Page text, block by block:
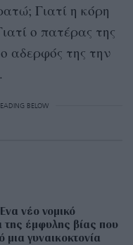
Γιατί η κόρη
ο πατέρας της
αδερφός της την
BELOW
νέο νομικό
της έμφυλης βίας που
γυναικοκτονία